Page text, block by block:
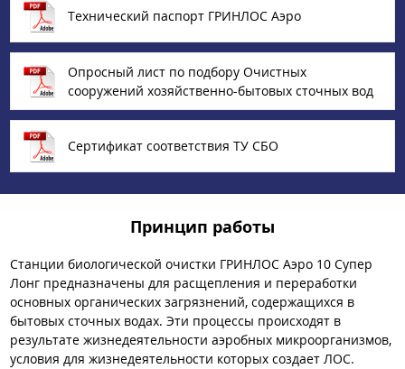
Технический паспорт ГРИНЛОС Аэро
Опросный лист по подбору Очистных
сооружений хозяйственно-бытовых сточных вод
Сертификат соответствия ТУ СБО
Принцип работы
Станции биологической очистки ГРИНЛОС Аэро 10 Супер
Лонг предназначены для расщепления и переработки
основных органических загрязнений, содержащихся в
бытовых сточных водах. Эти процессы происходят в
результате жизнедеятельности аэробных микроорганизмов,
условия для жизнедеятельности которых создает ЛОС.